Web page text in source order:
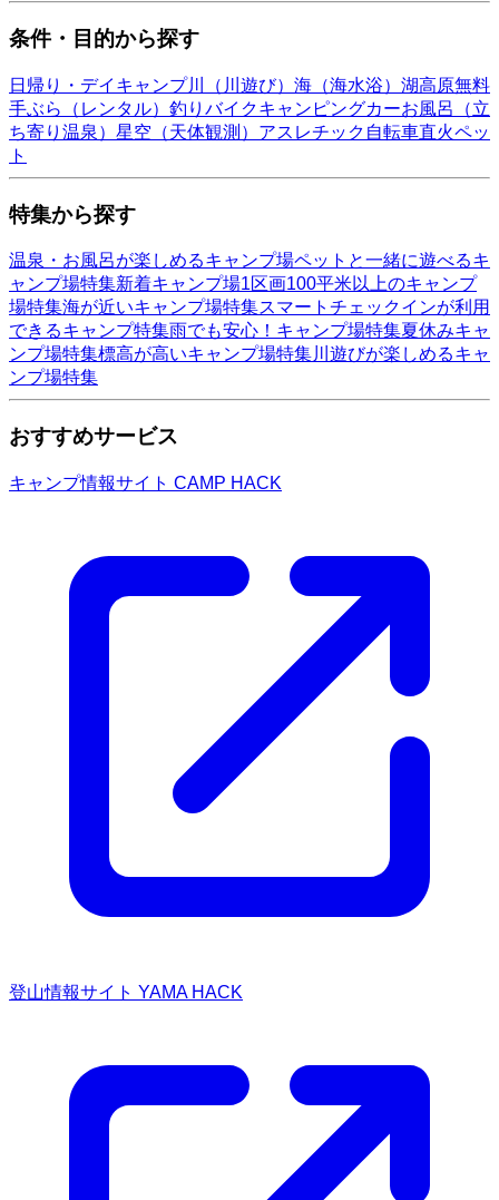
条件・目的から探す
日帰り・デイキャンプ川（川遊び） 海（海水浴） 湖高原無料
手ぶら（レンタル） 釣り バイクキャンピングカーお風呂（立
ち寄り温泉） 星空（天体観測） アスレチック 自転車直火ペッ
ト
特集から探す
温泉・お風呂が楽しめるキャンプ場ペットと一緒に遊べるキ
ャンプ場特集新着キャンプ場1区画100平米以上のキャンプ
場特集海が近いキャンプ場特集スマートチェックインが利用
できるキャンプ特集雨でも安心！キャンプ場特集夏休みキャ
ンプ場特集標高が高いキャンプ場特集川遊びが楽しめるキャ
ンプ場特集
おすすめサービス
キャンプ情報サイト CAMP HACK
登山情報サイト YAMA HACK